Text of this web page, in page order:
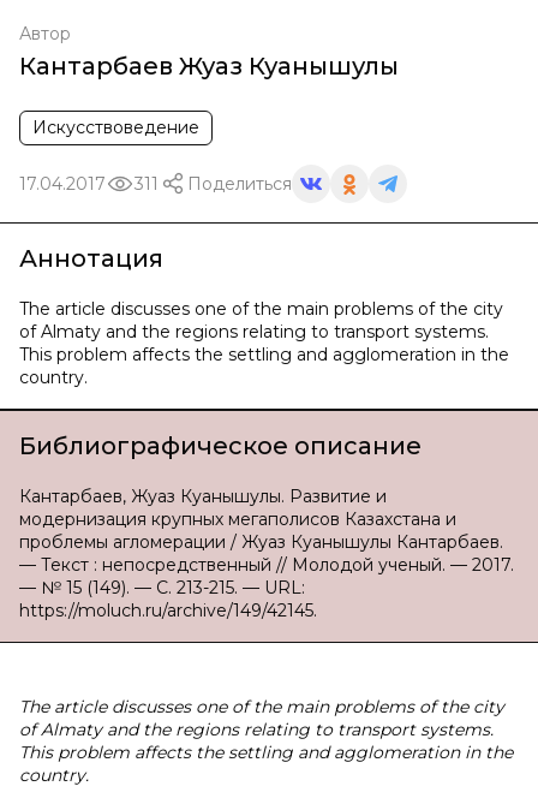
Автор
Кантарбаев Жуаз Куанышулы
Искусствоведение
17.04.2017 311 Поделиться
Аннотация
The article discusses one of the main problems of the city
of Almaty and the regions relating to transport systems.
This problem affects the settling and agglomeration in the
country.
Библиографическое описание
Кантарбаев, Жуаз Куанышулы. Развитие и
модернизация крупных мегаполисов Казахстана и
проблемы агломерации / Жуаз Куанышулы Кантарбаев.
— Текст : непосредственный // Молодой ученый. — 2017.
— № 15 (149). — С. 213-215. — URL:
https://moluch.ru/archive/149/42145.
The article discusses one of the main problems of the city
of Almaty and the regions relating to transport systems.
This problem affects the settling and agglomeration in the
country.